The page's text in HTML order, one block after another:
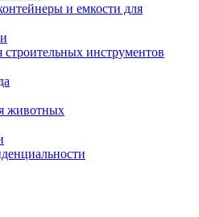
и емкости для
инструментов
животных